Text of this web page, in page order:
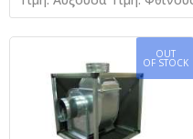
OUT
OF STOCK